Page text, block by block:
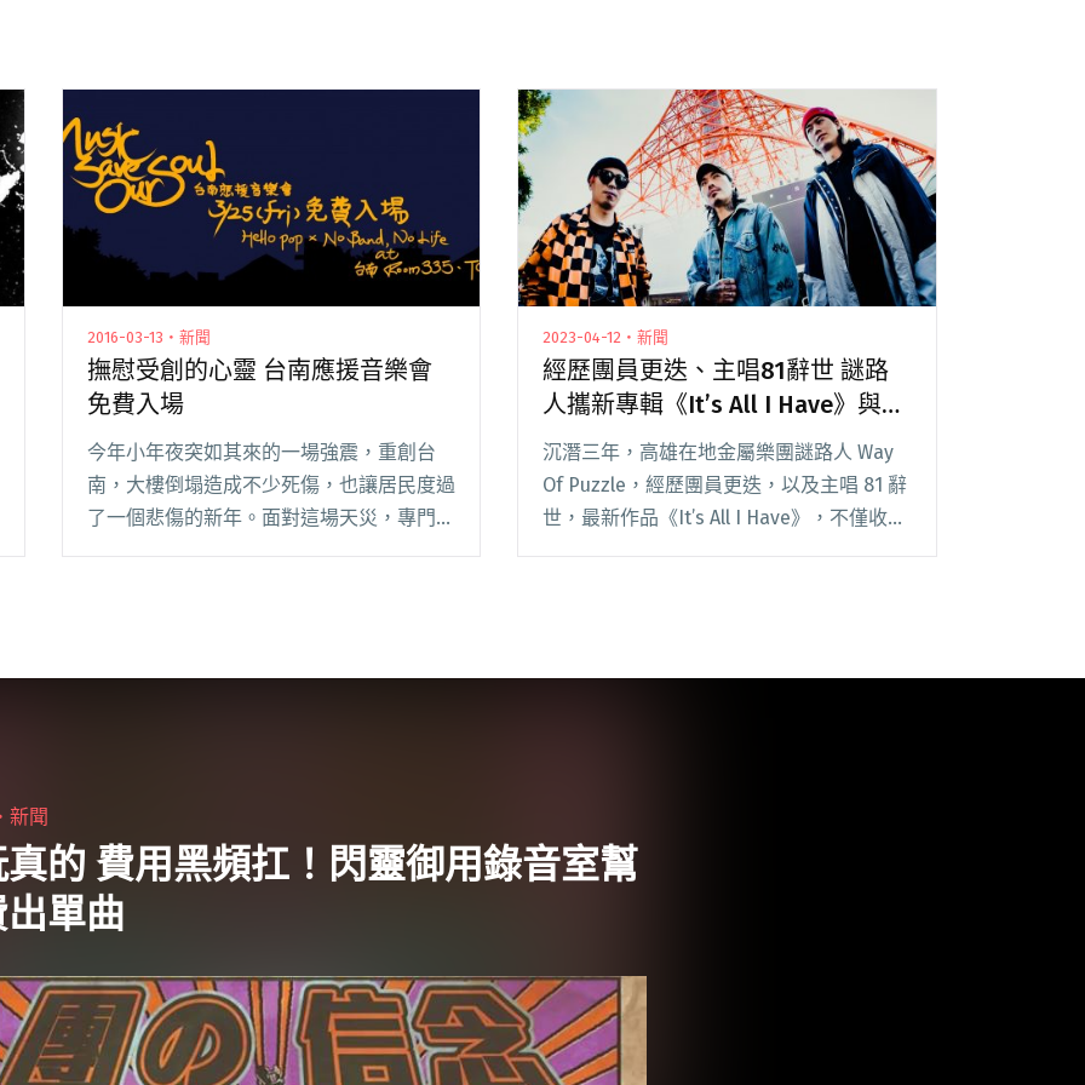
2016-03-13・新聞
撫慰受創的心靈 台南應援音樂會
免費入場
今年小年夜突如其來的一場強震，重創台
南，大樓倒塌造成不少死傷，也讓居民度過
了一個悲傷的新年。面對這場天災，專門介
紹日本東京獨立音樂的網站 Hello Pop 和台
2023-04-12・新聞
經歷團員更迭、主唱81辭世 謎路
人攜新專輯《It’s All I Have》與台
北Legacy專場正式重生回歸
沉潛三年，高雄在地金屬樂團謎路人 Way
Of Puzzle，經歷團員更迭，以及主唱 81 辭
世，最新作品《It’s All I Have》，不僅收錄
81 晚期創作的重要錄音，同時亦廣邀國內
Legacy專場正式重生回歸"
新聞
的 費用黑頻扛！閃靈御用錄音室幫
單曲